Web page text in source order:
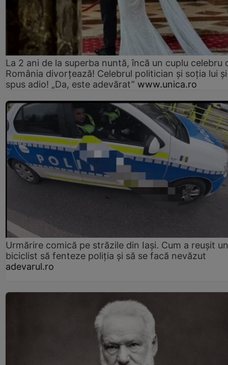
La 2 ani de la superba nuntă, încă un cuplu celebru
România divorțează! Celebrul politician și soția lui
spus adio! „Da, este adevărat” www.unica.ro
Urmărire comică pe străzile din Iași. Cum a reușit un
biciclist să fenteze poliția și să se facă nevăzut
adevarul.ro